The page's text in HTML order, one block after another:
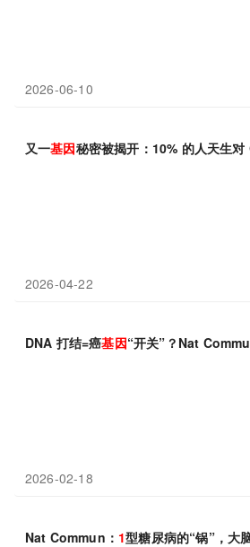
2026-06-10
又一基因秘密被揭开：10% 的人天生
2026-04-22
DNA 打结=癌基因“开关”？Nat
2026-02-18
Nat Commun： 1型糖尿病的“锅”，大